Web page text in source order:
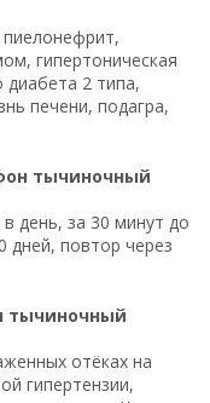
гипертоническая
диабета 2 типа,
печени, подагра,
тычиночный
день, за 30 минут до
дней, повтор через
тычиночный
отёках на
гипертензии,